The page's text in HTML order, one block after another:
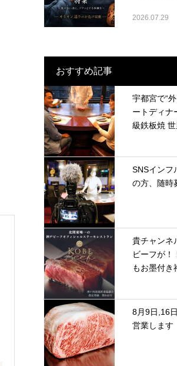
2026.07.29
おすすめ記事
宇都宮で“
ートディナ
級鉄板焼
SNSインフ
の方、随時
貴チャンネ
ビーフが！
もお墨付き
8月9日,16
営業します